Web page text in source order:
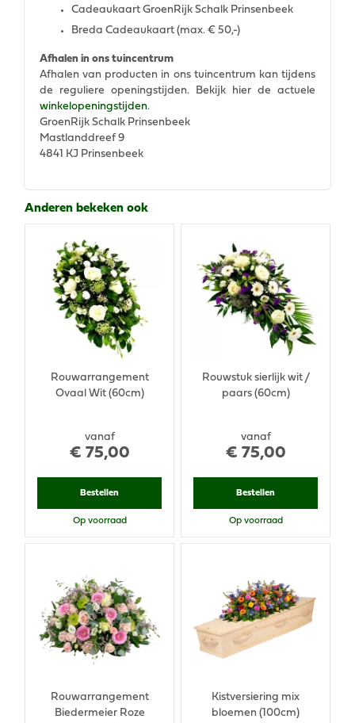
Cadeaukaart GroenRijk Schalk Prinsenbeek
Breda Cadeaukaart (max. € 50,-)
Afhalen in ons tuincentrum
Afhalen van producten in ons tuincentrum kan tijdens
de reguliere openingstijden. Bekijk hier de actuele
winkelopeningstijden.
GroenRijk Schalk Prinsenbeek
Mastlanddreef 9
4841 KJ Prinsenbeek
Anderen bekeken ook
vanaf
€ 75,00
Rouwarrangement
Ovaal Wit (60cm)
Bestellen
Op voorraad
vanaf
€ 75,00
Rouwstuk sierlijk wit /
paars (60cm)
Bestellen
Op voorraad
Rouwarrangement
Biedermeier Roze
Kistversiering mix
bloemen (100cm)